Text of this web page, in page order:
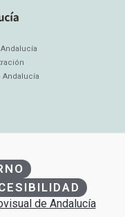
Andalucía
de Andalucía